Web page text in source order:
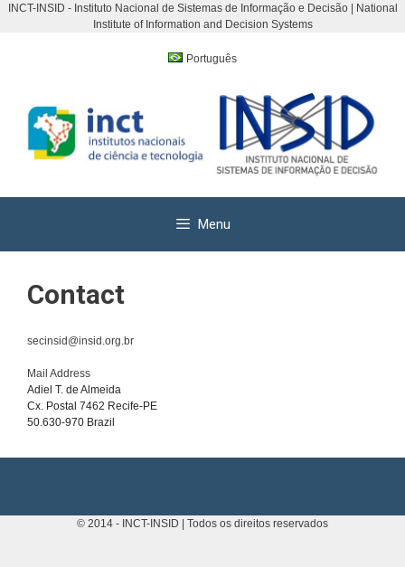
INCT-INSID - Instituto Nacional de Sistemas de Informação e Decisão | National
Institute of Information and Decision Systems
Português
Menu
Contact
secinsid@insid.org.br
Mail Address
Adiel T. de Almeida
Cx. Postal 7462 Recife-PE
50.630-970 Brazil
© 2014 - INCT-INSID | Todos os direitos reservados